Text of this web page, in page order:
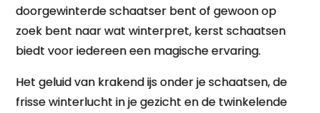
doorgewinterde schaatser bent of gewoon op
zoek bent naar wat winterpret, kerst schaatsen
biedt voor iedereen een magische ervaring.
Het geluid van krakend ijs onder je schaatsen, de
frisse winterlucht in je gezicht en de twinkelende